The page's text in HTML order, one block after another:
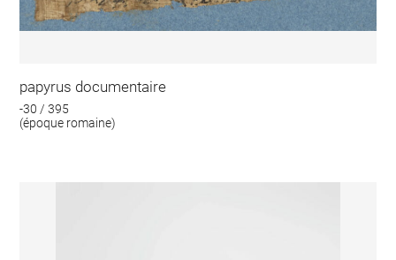
papyrus documentaire
-30 / 395
(époque romaine)